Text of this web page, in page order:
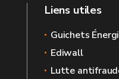
Liens utiles
Guichets
Ediwall
Lutte